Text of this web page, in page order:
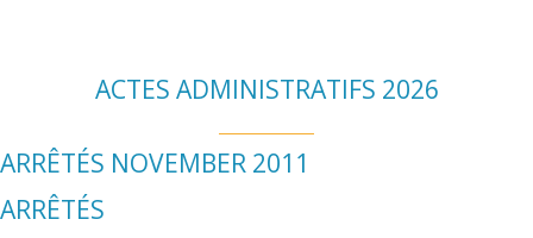
ACTES ADMINISTRATIFS 2026
ARRÊTÉS NOVEMBER 2011
ARRÊTÉS